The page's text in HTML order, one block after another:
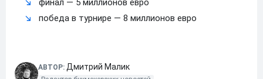
финал — 5 миллионов евро
победа в турнире — 8 миллионов евро
АВТОР: Дмитрий Малик